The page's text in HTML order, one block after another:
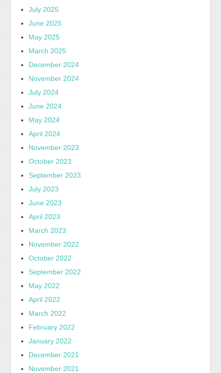
July 2025
June 2025
May 2025
March 2025
December 2024
November 2024
July 2024
June 2024
May 2024
April 2024
November 2023
October 2023
September 2023
July 2023
June 2023
April 2023
March 2023
November 2022
October 2022
September 2022
May 2022
April 2022
March 2022
February 2022
January 2022
December 2021
November 2021